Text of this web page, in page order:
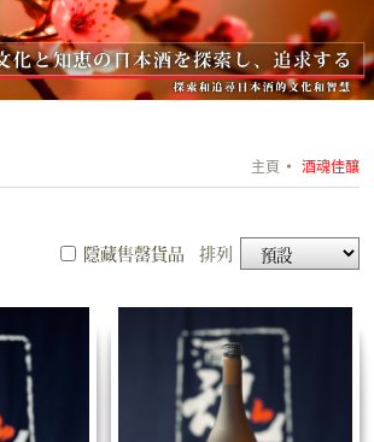
主頁 酒魂佳釀
隱藏售罄貨品 排列